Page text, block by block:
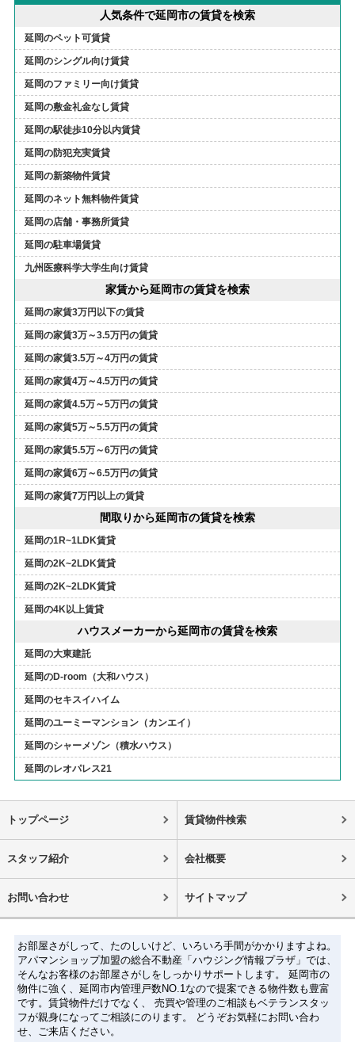
人気条件で延岡市の賃貸を検索
延岡のペット可賃貸
延岡のシングル向け賃貸
延岡のファミリー向け賃貸
延岡の敷金礼金なし賃貸
延岡の駅徒歩10分以内賃貸
延岡の防犯充実賃貸
延岡の新築物件賃貸
延岡のネット無料物件賃貸
延岡の店舗・事務所賃貸
延岡の駐車場賃貸
九州医療科学大学生向け賃貸
家賃から延岡市の賃貸を検索
延岡の家賃3万円以下の賃貸
延岡の家賃3万～3.5万円の賃貸
延岡の家賃3.5万～4万円の賃貸
延岡の家賃4万～4.5万円の賃貸
延岡の家賃4.5万～5万円の賃貸
延岡の家賃5万～5.5万円の賃貸
延岡の家賃5.5万～6万円の賃貸
延岡の家賃6万～6.5万円の賃貸
延岡の家賃7万円以上の賃貸
間取りから延岡市の賃貸を検索
延岡の1R~1LDK賃貸
延岡の2K~2LDK賃貸
延岡の2K~2LDK賃貸
延岡の4K以上賃貸
ハウスメーカーから延岡市の賃貸を検索
延岡の大東建託
延岡のD-room（大和ハウス）
延岡のセキスイハイム
延岡のユーミーマンション（カンエイ）
延岡のシャーメゾン（積水ハウス）
延岡のレオパレス21
トップページ 賃貸物件検索
スタッフ紹介 会社概要
お問い合わせ サイトマップ
お部屋さがしって、たのしいけど、いろいろ手間がかかりますよね。
アパマンショップ加盟の総合不動産「ハウジング情報プラザ」では、
そんなお客様のお部屋さがしをしっかりサポートします。 延岡市の
物件に強く、延岡市内管理戸数NO.1なので提案できる物件数も豊富
です。賃貸物件だけでなく、 売買や管理のご相談もベテランスタッ
フが親身になってご相談にのります。 どうぞお気軽にお問い合わ
せ、ご来店ください。